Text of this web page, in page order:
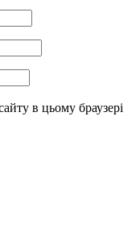
в цьому браузері